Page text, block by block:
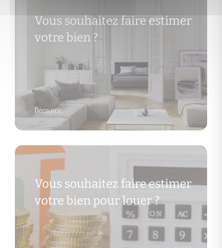
Vous souhaitez faire estimer
votre bien ?
Découvrir
Vous souhaitez faire estimer
votre bien pour louer ?